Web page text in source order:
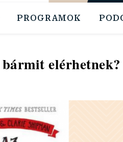
PROGRAMOK
elérhetnek?